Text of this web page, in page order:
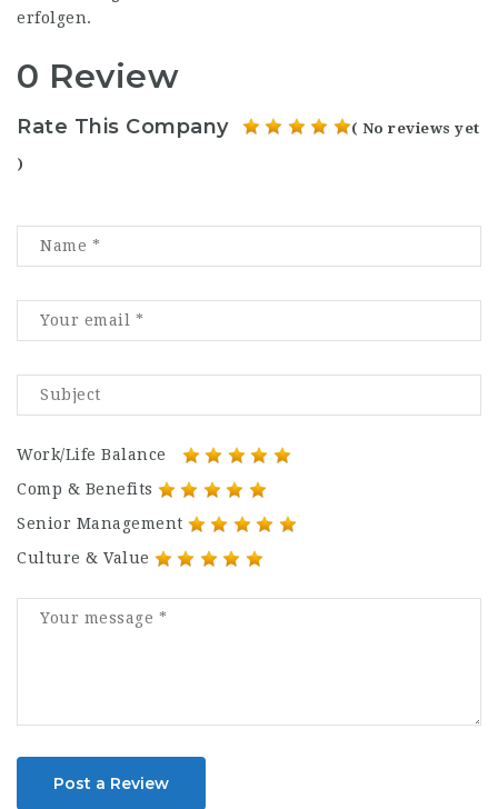
erfolgen.
0 Review
Rate This Company ( No reviews yet
)
Work/Life Balance
Comp & Benefits
Senior Management
Culture & Value
Post a Review